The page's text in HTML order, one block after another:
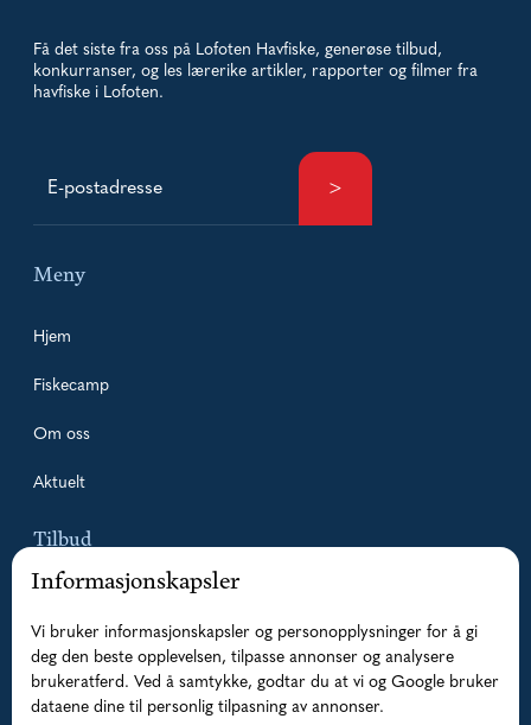
Informasjonskapsler
Vi bruker informasjonskapsler og personopplysninger for å gi
deg den beste opplevelsen, tilpasse annonser og analysere
brukeratferd. Ved å samtykke, godtar du at vi og Google bruker
dataene dine til personlig tilpasning av annonser.
Få det siste fra oss på Lofoten Havfiske, generøse tilbud,
konkurranser, og les lærerike artikler, rapporter og filmer fra
havfiske i Lofoten.
Meny
Hjem
Fiskecamp
Om oss
Aktuelt
Tilbud
Guidede fisketurer
Overnatting